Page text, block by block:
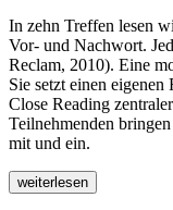
In zehn Treffen lesen
Vor- und Nachwort.
Reclam, 2010). Eine
Sie setzt einen
Close Reading
Teilnehmenden
mit und ein.
weiterlesen